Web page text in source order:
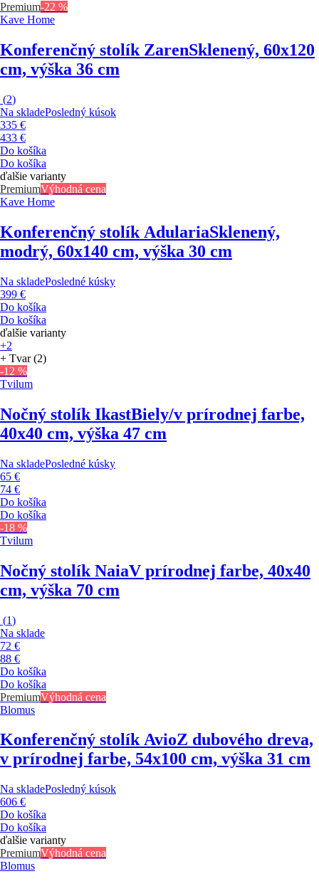
Premium-22 %
Kave Home
Konferenčný stolík ZarenSklenený, 60x120
cm, výška 36 cm
(2)
Na skladePosledný kúsok
335 €
433 €
Do košíka
Do košíka
ďalšie varianty
PremiumVýhodná cena
Kave Home
Konferenčný stolík AdulariaSklenený,
modrý, 60x140 cm, výška 30 cm
Na skladePosledné kúsky
399 €
Do košíka
Do košíka
ďalšie varianty
+2
+ Tvar (2)
-12 %
Tvilum
Nočný stolík IkastBiely/v prírodnej farbe,
40x40 cm, výška 47 cm
Na skladePosledné kúsky
65 €
74 €
Do košíka
Do košíka
-18 %
Tvilum
Nočný stolík NaiaV prírodnej farbe, 40x40
cm, výška 70 cm
(1)
Na sklade
72 €
88 €
Do košíka
Do košíka
PremiumVýhodná cena
Blomus
Konferenčný stolík AvioZ dubového dreva,
v prírodnej farbe, 54x100 cm, výška 31 cm
Na skladePosledný kúsok
606 €
Do košíka
Do košíka
ďalšie varianty
PremiumVýhodná cena
Blomus